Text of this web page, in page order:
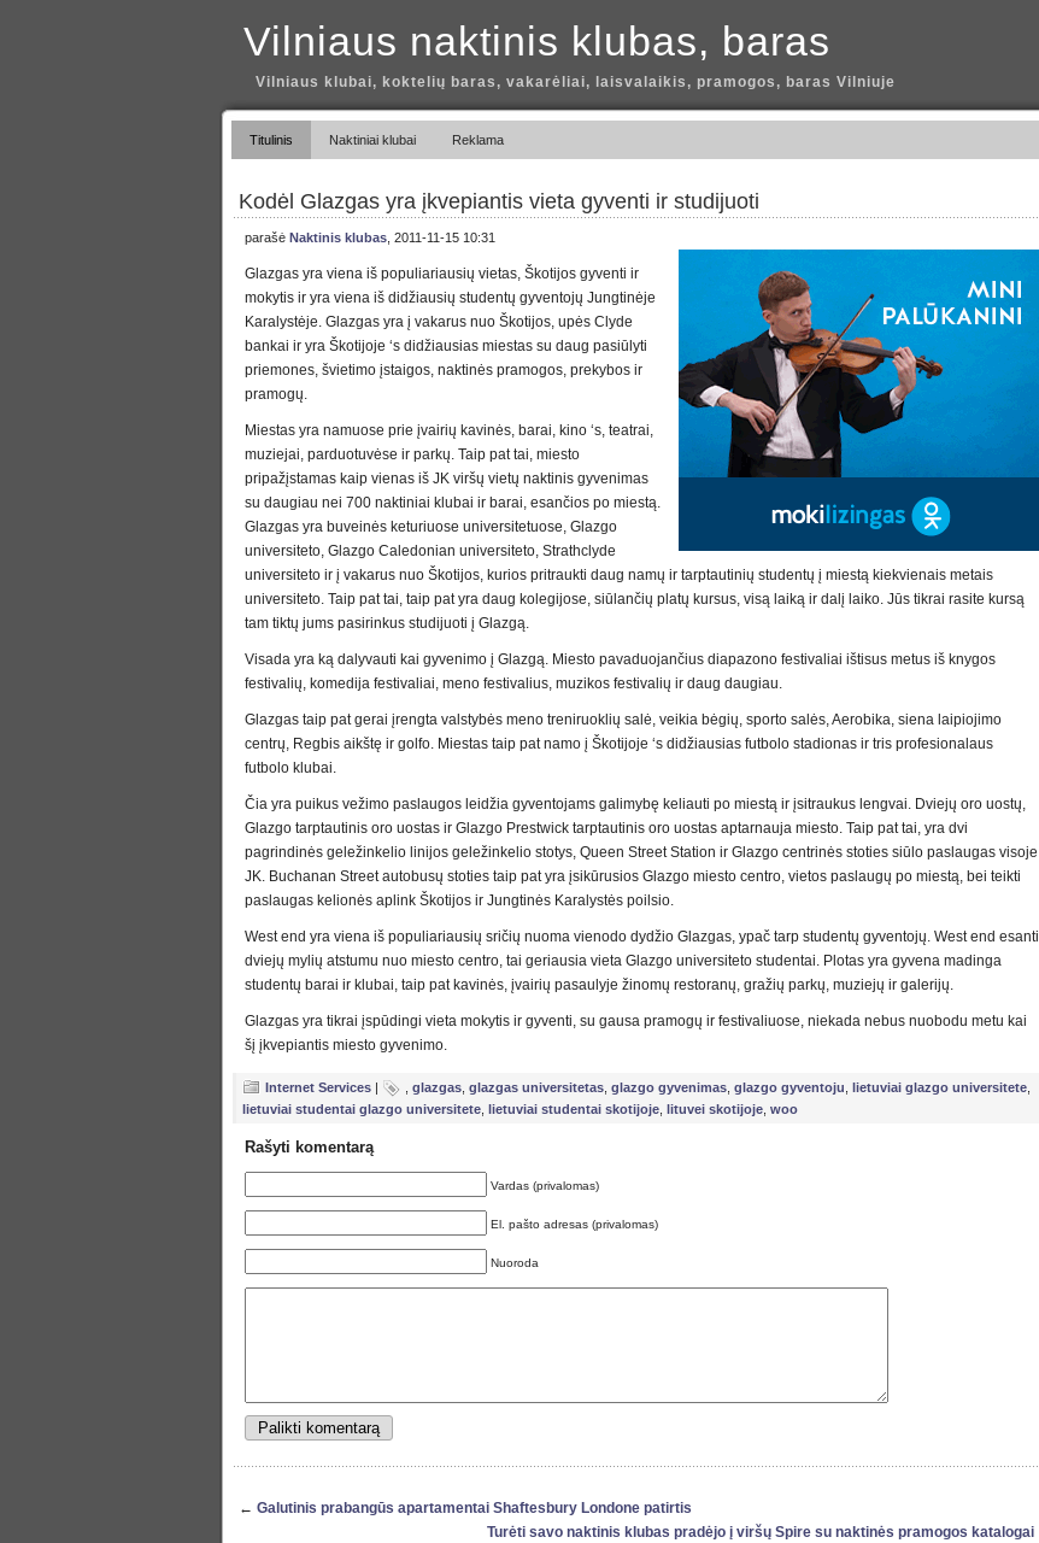
Vilniaus naktinis klubas, baras
Vilniaus klubai, koktelių baras, vakarėliai, laisvalaikis, pramogos, baras Vilniuje
Titulinis Naktiniai klubai Reklama
Kodėl Glazgas yra įkvepiantis vieta gyventi ir studijuoti
parašė Naktinis klubas , 2011-11-15 10:31
Glazgas yra viena iš populiariausių vietas, Škotijos gyventi ir
mokytis ir yra viena iš didžiausių studentų gyventojų Jungtinėje
Karalystėje. Glazgas yra į vakarus nuo Škotijos, upės Clyde
bankai ir yra Škotijoje ‘s didžiausias miestas su daug pasiūlyti
priemones, švietimo įstaigos, naktinės pramogos, prekybos ir
pramogų.
Miestas yra namuose prie įvairių kavinės, barai, kino ‘s, teatrai,
muziejai, parduotuvėse ir parkų. Taip pat tai, miesto
pripažįstamas kaip vienas iš JK viršų vietų naktinis gyvenimas
su daugiau nei 700 naktiniai klubai ir barai, esančios po miestą.
Glazgas yra buveinės keturiuose universitetuose, Glazgo
universiteto, Glazgo Caledonian universiteto, Strathclyde
universiteto ir į vakarus nuo Škotijos, kurios pritraukti daug namų ir tarptautinių studentų į miestą kiekvienais metais
universiteto. Taip pat tai, taip pat yra daug kolegijose, siūlančių platų kursus, visą laiką ir dalį laiko. Jūs tikrai rasite kursą
tam tiktų jums pasirinkus studijuoti į Glazgą.
Visada yra ką dalyvauti kai gyvenimo į Glazgą. Miesto pavaduojančius diapazono festivaliai ištisus metus iš knygos
festivalių, komedija festivaliai, meno festivalius, muzikos festivalių ir daug daugiau.
Glazgas taip pat gerai įrengta valstybės meno treniruoklių salė, veikia bėgių, sporto salės, Aerobika, siena laipiojimo
centrų, Regbis aikštę ir golfo. Miestas taip pat namo į Škotijoje ‘s didžiausias futbolo stadionas ir tris profesionalaus
futbolo klubai.
Čia yra puikus vežimo paslaugos leidžia gyventojams galimybę keliauti po miestą ir įsitraukus lengvai. Dviejų oro uostų,
Glazgo tarptautinis oro uostas ir Glazgo Prestwick tarptautinis oro uostas aptarnauja miesto. Taip pat tai, yra dvi
pagrindinės geležinkelio linijos geležinkelio stotys, Queen Street Station ir Glazgo centrinės stoties siūlo paslaugas visoje
JK. Buchanan Street autobusų stoties taip pat yra įsikūrusios Glazgo miesto centro, vietos paslaugų po miestą, bei teikti
paslaugas kelionės aplink Škotijos ir Jungtinės Karalystės poilsio.
West end yra viena iš populiariausių sričių nuoma vienodo dydžio Glazgas, ypač tarp studentų gyventojų. West end esanti
dviejų mylių atstumu nuo miesto centro, tai geriausia vieta Glazgo universiteto studentai. Plotas yra gyvena madinga
studentų barai ir klubai, taip pat kavinės, įvairių pasaulyje žinomų restoranų, gražių parkų, muziejų ir galerijų.
Glazgas yra tikrai įspūdingi vieta mokytis ir gyventi, su gausa pramogų ir festivaliuose, niekada nebus nuobodu metu kai
šį įkvepiantis miesto gyvenimo.
Internet Services | glazgas glazgas universitetas glazgo gyvenimas glazgo gyventoju lietuviai glazgo universitete
lietuviai studentai glazgo universitete lietuviai studentai skotijoje lituvei skotijoje woo
Rašyti komentarą
Vardas (privalomas)
El. pašto adresas (privalomas)
Nuoroda
← Galutinis prabangūs apartamentai Shaftesbury Londone patirtis
Turėti savo naktinis klubas pradėjo į viršų Spire su naktinės pramogos katalogai